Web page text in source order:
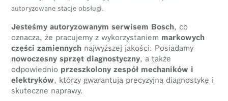
autoryzowane stacje obsługi.
Jesteśmy autoryzowanym serwisem Bosch, co
oznacza, że pracujemy z wykorzystaniem markowych
części zamiennych najwyższej jakości. Posiadamy
nowoczesny sprzęt diagnostyczny, a także
odpowiednio przeszkolony zespół mechaników i
elektryków, którzy gwarantują precyzyjną diagnostykę i
skuteczne naprawy.